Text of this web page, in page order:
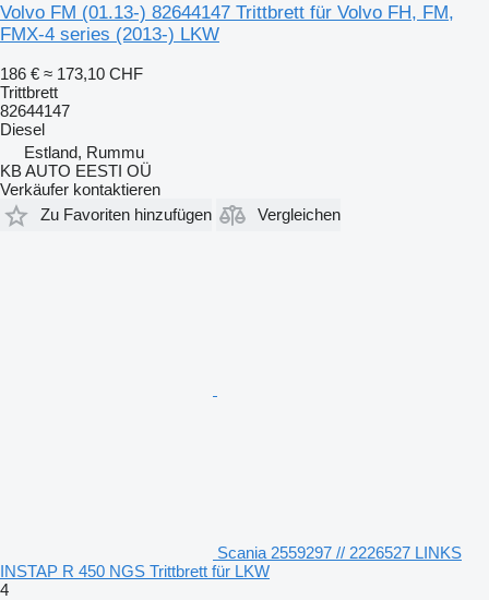
Volvo FM (01.13-) 82644147 Trittbrett für Volvo FH, FM,
FMX-4 series (2013-) LKW
186 € ≈ 173,10 CHF
Trittbrett
82644147
Diesel
Estland, Rummu
KB AUTO EESTI OÜ
Verkäufer kontaktieren
Zu Favoriten hinzufügen
Vergleichen
Scania 2559297 // 2226527 LINKS
INSTAP R 450 NGS Trittbrett für LKW
4